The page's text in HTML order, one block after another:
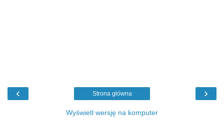
‹ ›
Strona główna
Wyświetl wersję na komputer